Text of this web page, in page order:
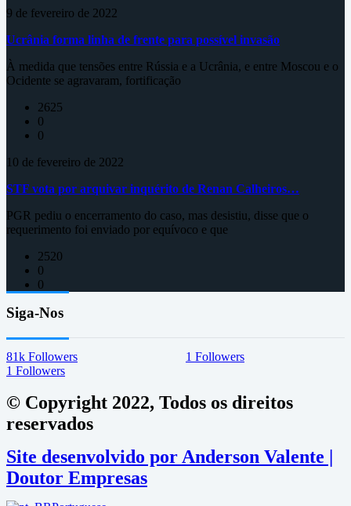
9 de fevereiro de 2022
Ucrânia forma linha de frente para possível invasão
À medida que tensões entre Rússia e a Ucrânia, e entre Moscou e o
Ocidente se agravaram, fortificação
2625
0
0
10 de fevereiro de 2022
STF vota por arquivar inquérito de Renan Calheiros…
PGR pediu o encerramento do caso, mas desistiu, disse que o
requerimento foi enviado por equívoco e que
2520
0
0
Siga-Nos
81k Followers 1 Followers
1 Followers
© Copyright 2022, Todos os direitos
reservados
Site desenvolvido por Anderson Valente |
Doutor Empresas